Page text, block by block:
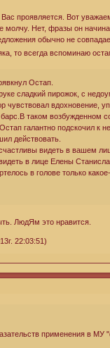
проявляется. Вот
Нет, фразы он
обычно не
то всегда вспоминаю
Остап.
сладкий пирожок, с
чувствовал вдохновение,
таком возбужденном
галантно подскочил к
действовать.
видеть в вашем
в лице Елены
в голове только
ЛюдЯм это нравится.
22:03:51)
применения в МУ